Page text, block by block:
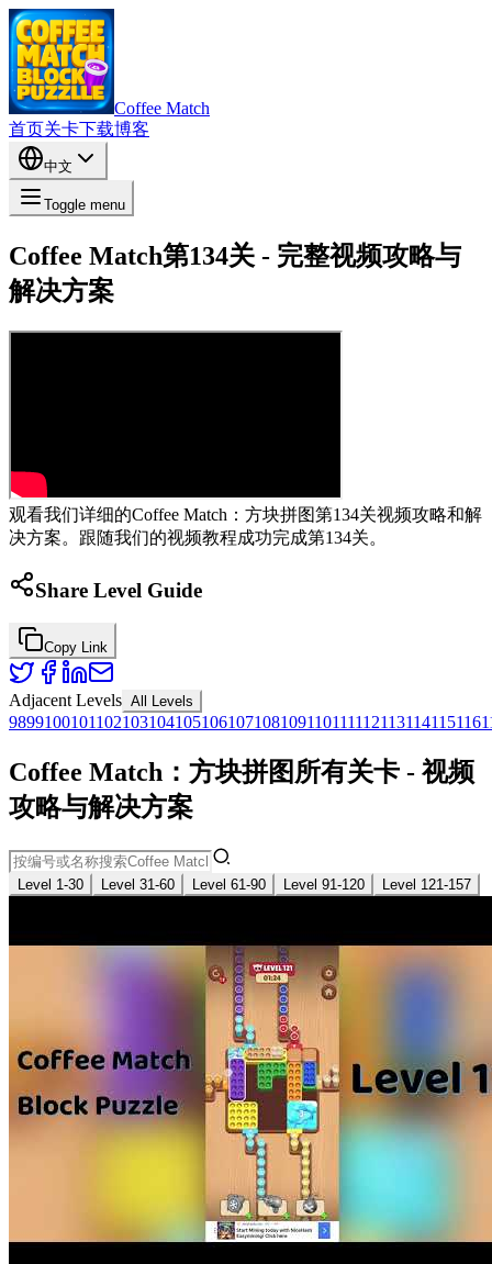
Coffee Match
首页关卡下载博客
中文
Toggle menu
Coffee Match第134关 - 完整视频攻略与
解决方案
观看我们详细的Coffee Match：方块拼图第134关视频攻略和解
决方案。跟随我们的视频教程成功完成第134关。
Share Level Guide
Copy Link
Adjacent Levels All Levels
9899100101102103104105106107108109110111112113114115116
Coffee Match：方块拼图所有关卡 - 视频
攻略与解决方案
Level 1-30 Level 31-60 Level 61-90 Level 91-120 Level 121-157